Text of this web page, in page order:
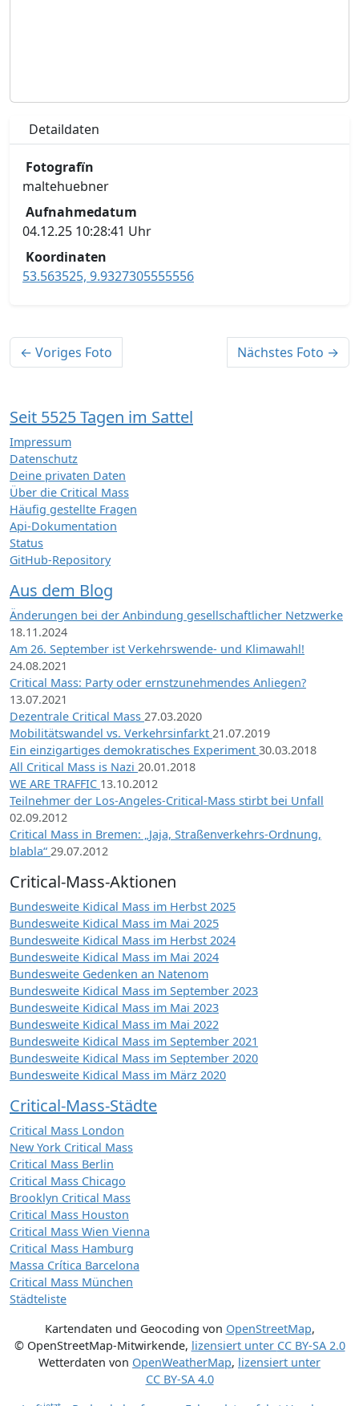
Detaildaten
Fotografïn
maltehuebner
Aufnahmedatum
04.12.25 10:28:41 Uhr
Koordinaten
53.563525, 9.9327305555556
← Voriges Foto Nächstes Foto →
Seit 5525 Tagen im Sattel
Impressum
Datenschutz
Deine privaten Daten
Über die Critical Mass
Häufig gestellte Fragen
Api-Dokumentation
Status
GitHub-Repository
Aus dem Blog
Änderungen bei der Anbindung gesellschaftlicher Netzwerke
18.11.2024
Am 26. September ist Verkehrswende- und Klimawahl!
24.08.2021
Critical Mass: Party oder ernstzunehmendes Anliegen?
13.07.2021
Dezentrale Critical Mass 27.03.2020
Mobilitätswandel vs. Verkehrsinfarkt 21.07.2019
Ein einzigartiges demokratisches Experiment 30.03.2018
All Critical Mass is Nazi 20.01.2018
WE ARE TRAFFIC 13.10.2012
Teilnehmer der Los-Angeles-Critical-Mass stirbt bei Unfall
02.09.2012
Critical Mass in Bremen: „Jaja, Straßenverkehrs-Ordnung,
blabla“ 29.07.2012
Critical-Mass-Aktionen
Bundesweite Kidical Mass im Herbst 2025
Bundesweite Kidical Mass im Mai 2025
Bundesweite Kidical Mass im Herbst 2024
Bundesweite Kidical Mass im Mai 2024
Bundesweite Gedenken an Natenom
Bundesweite Kidical Mass im September 2023
Bundesweite Kidical Mass im Mai 2023
Bundesweite Kidical Mass im Mai 2022
Bundesweite Kidical Mass im September 2021
Bundesweite Kidical Mass im September 2020
Bundesweite Kidical Mass im März 2020
Critical-Mass-Städte
Critical Mass London
New York Critical Mass
Critical Mass Berlin
Critical Mass Chicago
Brooklyn Critical Mass
Critical Mass Houston
Critical Mass Wien Vienna
Critical Mass Hamburg
Massa Crítica Barcelona
Critical Mass München
Städteliste
Kartendaten und Geocoding von OpenStreetMap,
© OpenStreetMap-Mitwirkende, lizensiert unter CC BY-SA 2.0
Wetterdaten von OpenWeatherMap, lizensiert unter
CC BY-SA 4.0